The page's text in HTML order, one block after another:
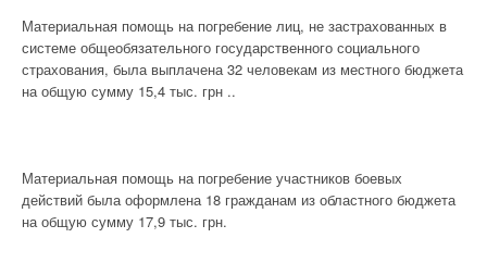
Материальная помощь на погребение лиц, не застрахованных в
системе общеобязательного государственного социального
страхования, была выплачена 32 человекам из местного бюджета
на общую сумму 15,4 тыс. грн ..
Материальная помощь на погребение участников боевых
действий была оформлена 18 гражданам из областного бюджета
на общую сумму 17,9 тыс. грн.